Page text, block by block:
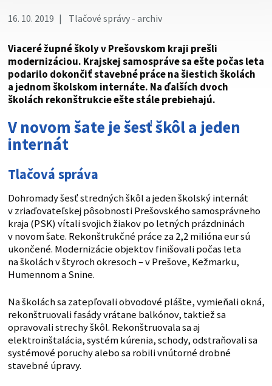
16. 10. 2019 Tlačové správy - archiv
Viaceré župné školy v Prešovskom kraji prešli
modernizáciou. Krajskej samospráve sa ešte počas leta
podarilo dokončiť stavebné práce na šiestich školách
a jednom školskom internáte. Na ďalších dvoch
školách rekonštrukcie ešte stále prebiehajú.
V novom šate je šesť škôl a jeden
internát
Tlačová správa
Dohromady šesť stredných škôl a jeden školský internát
v zriaďovateľskej pôsobnosti Prešovského samosprávneho
kraja (PSK) vítali svojich žiakov po letných prázdninách
v novom šate. Rekonštrukčné práce za 2,2 milióna eur sú
ukončené. Modernizácie objektov finišovali počas leta
na školách v štyroch okresoch – v Prešove, Kežmarku,
Humennom a Snine.
Na školách sa zatepľovali obvodové plášte, vymieňali okná,
rekonštruovali fasády vrátane balkónov, taktiež sa
opravovali strechy škôl. Rekonštruovala sa aj
elektroinštalácia, systém kúrenia, schody, odstraňovali sa
systémové poruchy alebo sa robili vnútorné drobné
stavebné úpravy.